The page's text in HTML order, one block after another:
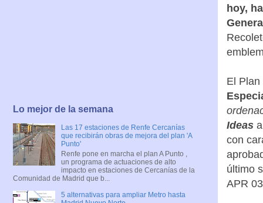
hoy,
El
Ideas
con
último
APR
Lo mejor de la semana
Las 17 estaciones de Renfe Cercanías
que recibirán obras de mejora del plan 'A
Punto'
Renfe pone en marcha el plan A Punto ,
un programa de actuaciones de alto
impacto en estaciones de Cercanías de la
Comunidad de Madrid que b...
5 alternativas para ampliar Metro hasta